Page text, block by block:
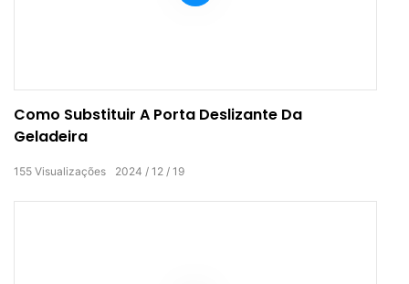
Como Substituir A Porta Deslizante Da
Geladeira
2024 12 19
155 Visualizações